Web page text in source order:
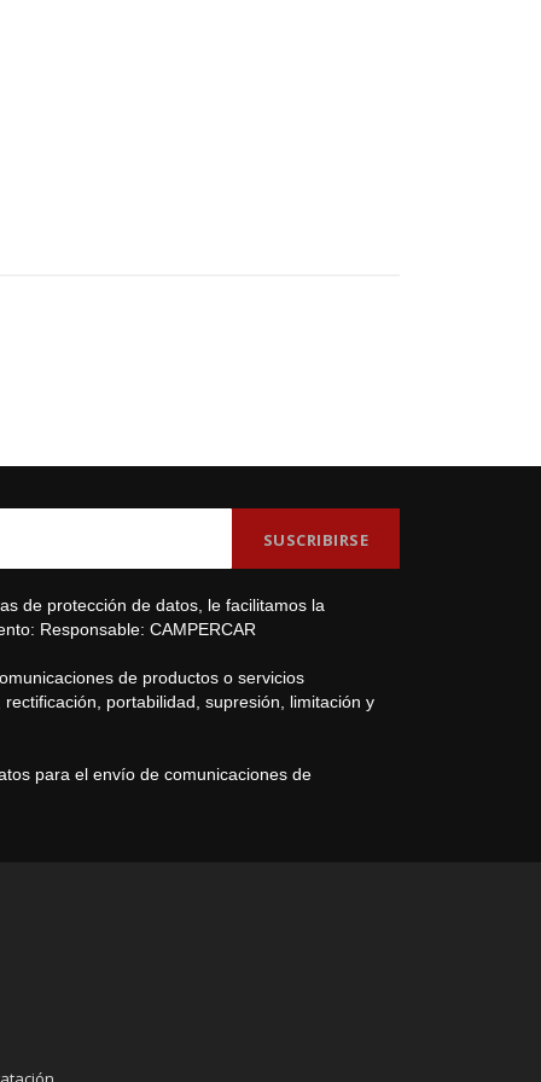
de protección de datos, le facilitamos la
Responsable: CAMPERCAR
de productos o servicios
portabilidad, supresión, limitación y
para el envío de comunicaciones de